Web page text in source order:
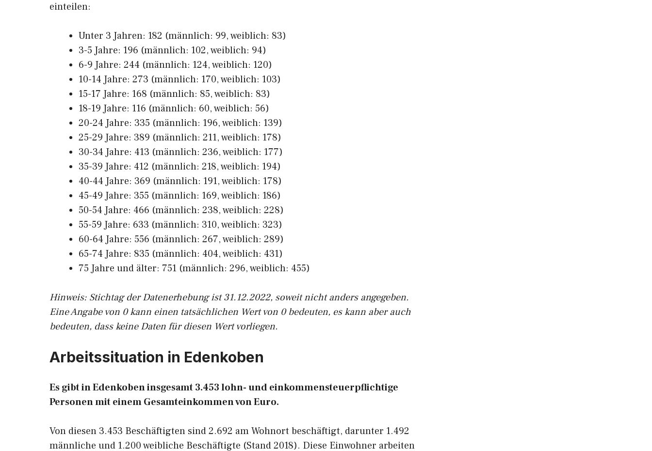
einteilen:
Unter 3 Jahren: 182 (männlich: 99, weiblich: 83)
3-5 Jahre: 196 (männlich: 102, weiblich: 94)
6-9 Jahre: 244 (männlich: 124, weiblich: 120)
10-14 Jahre: 273 (männlich: 170, weiblich: 103)
15-17 Jahre: 168 (männlich: 85, weiblich: 83)
18-19 Jahre: 116 (männlich: 60, weiblich: 56)
20-24 Jahre: 335 (männlich: 196, weiblich: 139)
25-29 Jahre: 389 (männlich: 211, weiblich: 178)
30-34 Jahre: 413 (männlich: 236, weiblich: 177)
35-39 Jahre: 412 (männlich: 218, weiblich: 194)
40-44 Jahre: 369 (männlich: 191, weiblich: 178)
45-49 Jahre: 355 (männlich: 169, weiblich: 186)
50-54 Jahre: 466 (männlich: 238, weiblich: 228)
55-59 Jahre: 633 (männlich: 310, weiblich: 323)
60-64 Jahre: 556 (männlich: 267, weiblich: 289)
65-74 Jahre: 835 (männlich: 404, weiblich: 431)
75 Jahre und älter: 751 (männlich: 296, weiblich: 455)
Hinweis: Stichtag der Datenerhebung ist 31.12.2022, soweit nicht anders angegeben.
Eine Angabe von 0 kann einen tatsächlichen Wert von 0 bedeuten, es kann aber auch
bedeuten, dass keine Daten für diesen Wert vorliegen.
Arbeitssituation in Edenkoben
Es gibt in Edenkoben insgesamt 3.453 lohn- und einkommensteuerpflichtige
Personen mit einem Gesamteinkommen von Euro.
Von diesen 3.453 Beschäftigten sind 2.692 am Wohnort beschäftigt, darunter 1.492
männliche und 1.200 weibliche Beschäftigte (Stand 2018). Diese Einwohner arbeiten